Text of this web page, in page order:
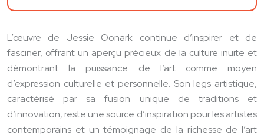
L’œuvre de Jessie Oonark continue d’inspirer et de
fasciner, offrant un aperçu précieux de la culture inuite et
démontrant la puissance de l’art comme moyen
d’expression culturelle et personnelle. Son legs artistique,
caractérisé par sa fusion unique de traditions et
d’innovation, reste une source d’inspiration pour les artistes
contemporains et un témoignage de la richesse de l’art